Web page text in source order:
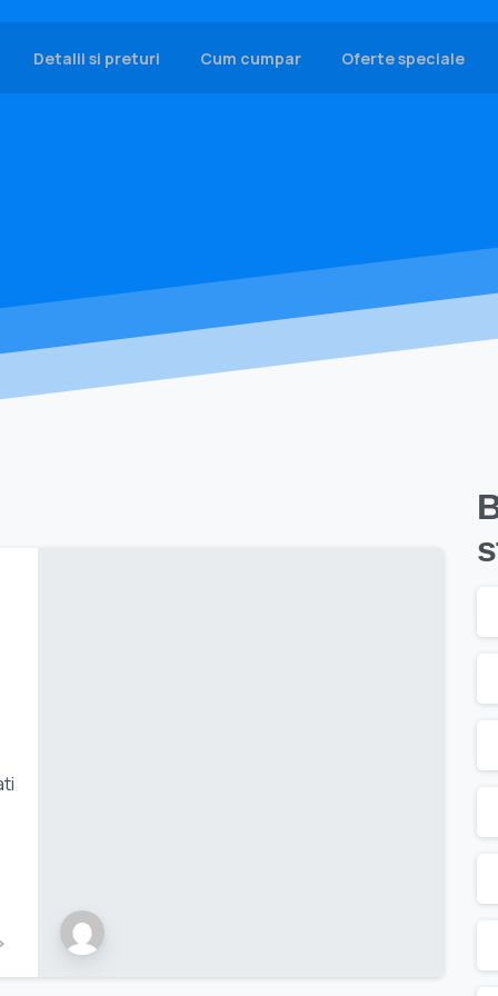
Detalii si preturi Cum cumpar Oferte speciale